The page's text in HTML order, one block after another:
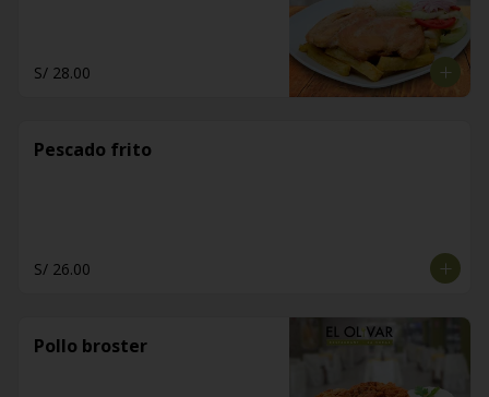
S/ 28.00
Pescado frito
S/ 26.00
Pollo broster